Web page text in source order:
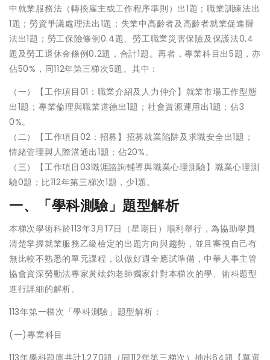
中就業服務法（轉換雇主或工作程序準則）出1題；職業訓練法出
1題；勞資爭議處理法出1題；失業中高齡者及高齡者就業促進辦
法出1題；勞工保險條例0.4題、勞工職業災害保險及保護法0.4
題及勞工退休金條例0.2題，合計1題。再者，專業科目出5題，亦
佔50%，同112年第三梯次5題。其中：
（一）【工作項目01：職業介紹及人力仲介】就業市場工作型態
出1題；專業倫理與職業道德出1題；社會資源運用出1題；佔3
0%。
（二）【工作項目02：招募】招募就業陷阱及求職安全出1題；
情緒管理與人際溝通出1題；佔20%。
（三）【工作項目03職涯諮詢輔導與職業心理測驗】職業心理測
驗0題；比112年第三梯次1題，少1題。
一、「學科測驗」題型解析
本梯次學術科於113年3月17日（星期日）順利舉行，為協助學員
清楚掌握就業服務乙級檢定的出題方向與趨勢，並且審視自己有
無比較不熟悉的單元課程，以做好週全應試準備，中華人事主管
協會資深勞動法專家黃竑鈞老師獨家針對本梯次的學、術科題型
進行詳細的解析。
113年第一梯次「學科測驗」題型解析：
(一)專業科目
113年學科題庫共計1,270題（同112年第三梯次）抽出64題【單選